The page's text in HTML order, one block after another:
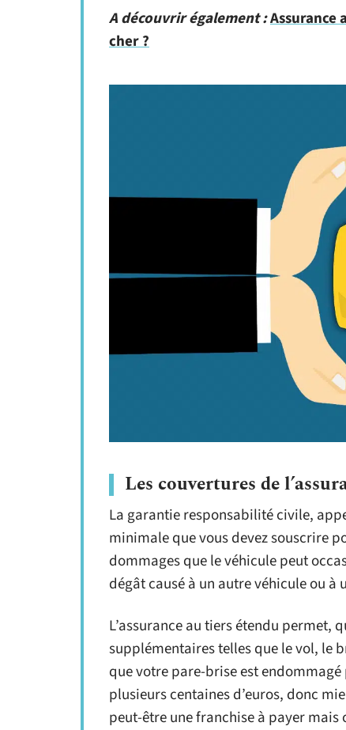
A découvrir également :
cher ?
Les couvertures de
La garantie responsabilité civile,
minimale que vous devez souscrire
dommages que le véhicule peut
dégât causé à un autre véhicule ou
L’assurance au tiers étendu permet,
supplémentaires telles que le vol, le
que votre pare-brise est
plusieurs centaines d’euros, donc
peut-être une franchise à payer mais